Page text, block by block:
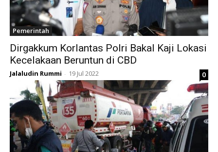
Pemerintah
Dirgakkum Korlantas Polri Bakal Kaji Lokasi
Kecelakaan Beruntun di CBD
Jalaludin Rummi - 19 Jul 2022 0